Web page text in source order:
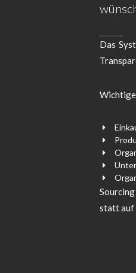
Das
statt auf